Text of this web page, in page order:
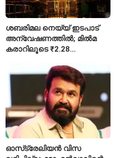
ശബരിമല നെയ്യ് ഇടപാട്
അന്വേഷണത്തിൽ; മിൽമ
കരാറിലൂടെ ₹2.28
എഫ്ഐആർ
ഓസ്‌ട്രേലിയൻ വിസ